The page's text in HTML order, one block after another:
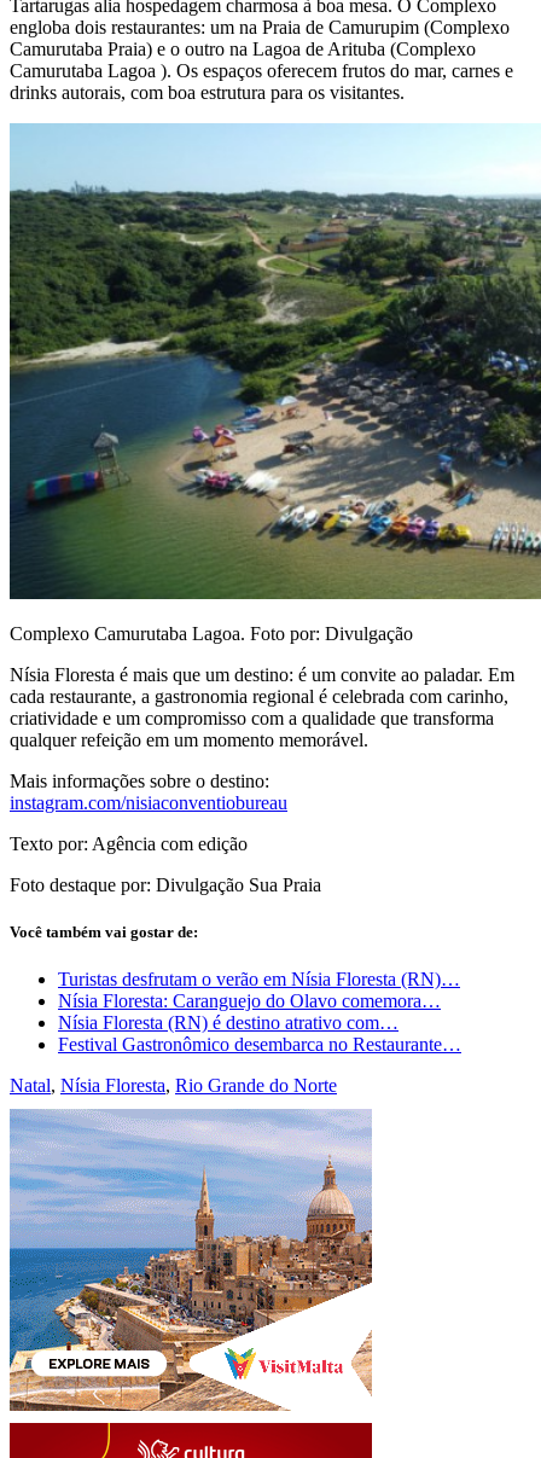
Tartarugas alia hospedagem charmosa à boa mesa. O Complexo
engloba dois restaurantes: um na Praia de Camurupim (Complexo
Camurutaba Praia) e o outro na Lagoa de Arituba (Complexo
Camurutaba Lagoa ). Os espaços oferecem frutos do mar, carnes e
drinks autorais, com boa estrutura para os visitantes.
Complexo Camurutaba Lagoa. Foto por: Divulgação
Nísia Floresta é mais que um destino: é um convite ao paladar. Em
cada restaurante, a gastronomia regional é celebrada com carinho,
criatividade e um compromisso com a qualidade que transforma
qualquer refeição em um momento memorável.
Mais informações sobre o destino:
instagram.com/nisiaconventiobureau
Texto por: Agência com edição
Foto destaque por: Divulgação Sua Praia
Você também vai gostar de:
Turistas desfrutam o verão em Nísia Floresta (RN)…
Nísia Floresta: Caranguejo do Olavo comemora…
Nísia Floresta (RN) é destino atrativo com…
Festival Gastronômico desembarca no Restaurante…
Natal, Nísia Floresta, Rio Grande do Norte